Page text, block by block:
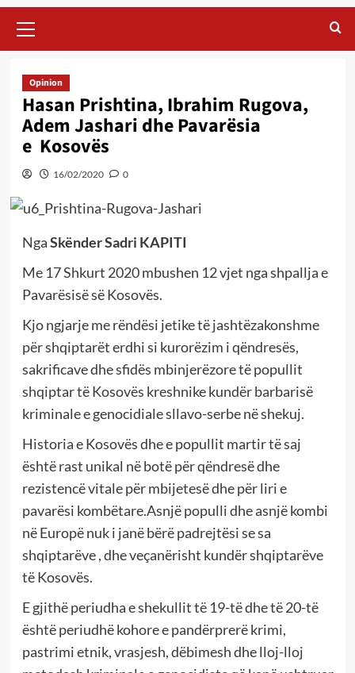
Menu
Opinion
Hasan Prishtina, Ibrahim Rugova,
Adem Jashari dhe Pavarësia
e Kosovës
16/02/2020 0
NgaSkënder Sadri KAPITI
Me 17 Shkurt 2020 mbushen 12 vjet nga shpallja e
Pavarësisë së Kosovës.
Kjo ngjarje me rëndësi jetike të jashtëzakonshme
për shqiptarët erdhi si kurorëzim i qëndresës,
sakrificave dhe sfidës mbinjerëzore të popullit
shqiptar të Kosovës kreshnike kundër barbarisë
kriminale e genocidiale sllavo-serbe në shekuj.
Historia e Kosovës dhe e popullit martir të saj
është rast unikal në botë për qëndresë dhe
rezistencë vitale për mbijetesë dhe për liri e
pavarësi kombëtare.Asnjë populli dhe asnjë kombi
në Europë nuk i janë bërë padrejtësi se sa
shqiptarëve , dhe veçanërisht kundër shqiptarëve
të Kosovës.
E gjithë periudha e shekullit të 19-të dhe të 20-të
është periudhë kohore e pandërprerë krimi,
pastrimi etnik, vrasjesh, dëbimesh dhe lloj-lloj